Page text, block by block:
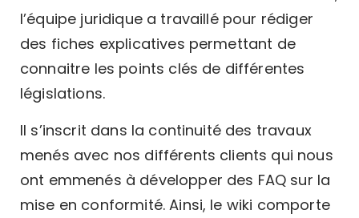
l’équipe juridique a travaillé pour rédiger
des fiches explicatives permettant de
connaitre les points clés de différentes
législations.
Il s’inscrit dans la continuité des travaux
menés avec nos différents clients qui nous
ont emmenés à développer des FAQ sur la
mise en conformité. Ainsi, le wiki comporte